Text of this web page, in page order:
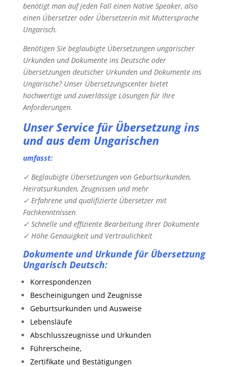
benötigt man auf jeden Fall einen Native Speaker, also
einen Übersetzer oder Übersetzerin mit Muttersprache
Ungarisch.
Benötigen Sie beglaubigte Übersetzungen ungarischer
Urkunden und Dokumente ins Deutsche oder
Übersetzungen deutscher Urkunden und Dokumente ins
Ungarische? Unser Übersetzungscenter bietet
hochwertige und zuverlässige Lösungen für Ihre
Anforderungen.
Unser Service für Übersetzung ins
und aus dem Ungarischen
umfasst:
✓ Beglaubigte Übersetzungen von Geburtsurkunden,
Heiratsurkunden, Zeugnissen und mehr
✓ Erfahrene und qualifizierte Übersetzer mit
Fachkenntnissen
✓ Schnelle und effiziente Bearbeitung Ihrer Dokumente
✓ Höhe Genauigkeit und Vertraulichkeit
Dokumente und Urkunde für Übersetzung
Ungarisch Deutsch:
Korrespondenzen
Bescheinigungen und Zeugnisse
Geburtsurkunden und Ausweise
Lebensläufe
Abschlusszeugnisse und Urkunden
Führerscheine,
Zertifikate und Bestätigungen